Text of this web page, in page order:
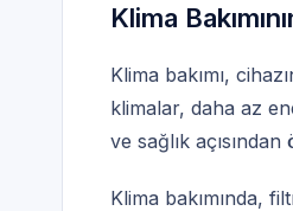
Klima
Klima bakımı,
klimalar, daha az
ve sağlık açısından
Klima bakımında,